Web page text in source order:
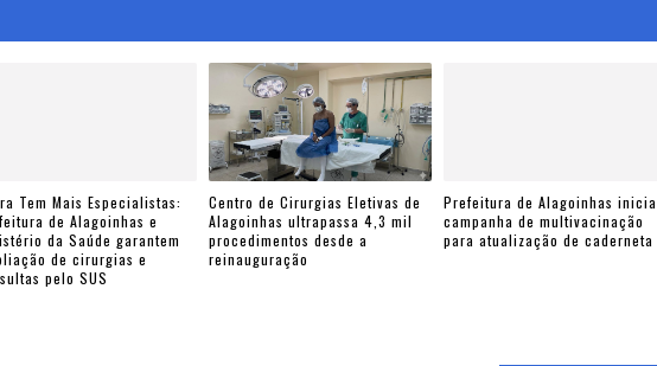
Tem Mais Especialistas:
de Alagoinhas e
da Saúde garantem
de cirurgias e
pelo SUS
Centro de Cirurgias Eletivas de
Alagoinhas ultrapassa 4,3 mil
procedimentos desde a
reinauguração
Prefeitura de Alagoinhas inicia
campanha de multivacinação
para atualização de caderneta